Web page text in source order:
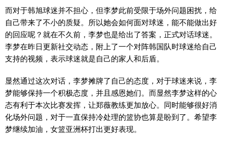
而对于韩旭球迷并不担心，但李梦此前受限于场外问题困扰，给
自己带来了不小的质疑。所以她会如何面对球迷，能不能做出好
的回应呢？就在不久前，李梦也是给出了答案，正式对话球迷。
李梦在昨日更新社交动态，附上了一个对阵韩国队时球迷给自己
支持的视频，表示球迷就是自己的家人和后盾。
显然通过这次对话，李梦摊牌了自己的态度，对于球迷来说，李
梦能够保持一个积极态度，并且感恩她们。而显然李梦这样的心
态有利于本次比赛发挥，让郑薇教练更加放心。同时能够很好消
化场外问题，对于一直保持冷处理的篮协也算是盼到了。希望李
梦继续加油，女篮亚洲杯打出更好表现。